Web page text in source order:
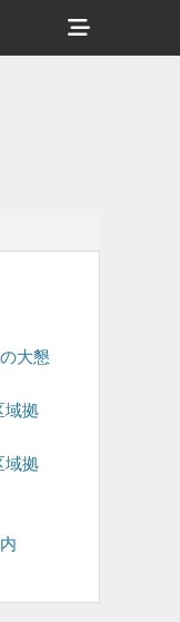
ヘ
ッ
示
大懇
域拠
域拠